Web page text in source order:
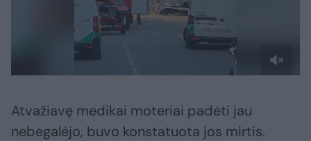
Atvažiavę medikai moteriai padėti jau
nebegalėjo, buvo konstatuota jos mirtis.